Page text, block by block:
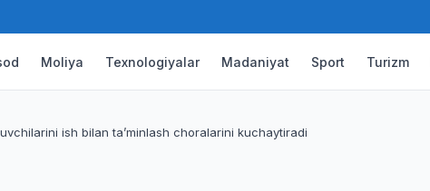
Moliya Texnologiyalar Madaniyat Sport Turizm
ish bilan taʼminlash choralarini kuchaytiradi